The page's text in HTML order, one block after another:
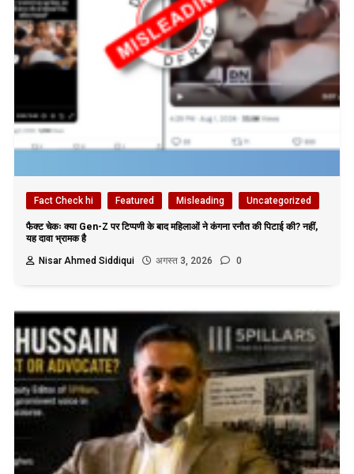
Fact Check hi Featured Misleading Uncategorized
फैक्ट चेकः क्या Gen-Z पर टिप्पणी के बाद महिलाओं ने कंगना रनौत की पिटाई की? नहीं,
यह दावा भ्रामक है
Nisar Ahmed Siddiqui
अगस्त 3, 2026 0